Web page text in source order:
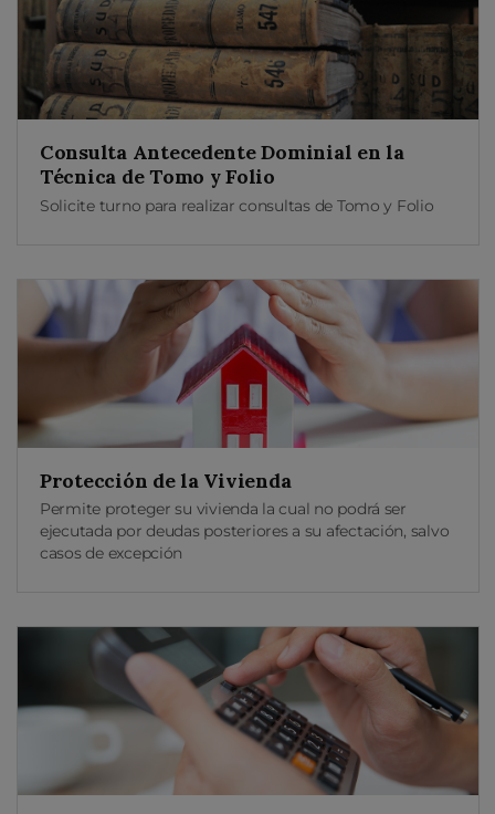
Consulta Antecedente Dominial en la
Técnica de Tomo y Folio
Solicite turno para realizar consultas de Tomo y Folio
Protección de la Vivienda
Permite proteger su vivienda la cual no podrá ser
ejecutada por deudas posteriores a su afectación, salvo
casos de excepción